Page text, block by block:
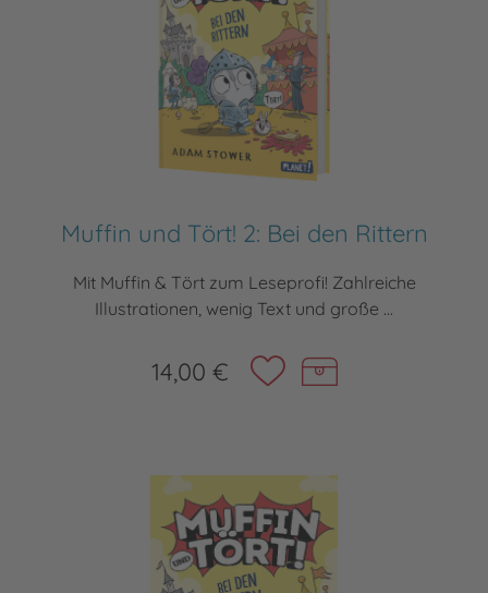
Muffin und Tört! 2: Bei den Rittern
Mit Muffin & Tört zum Leseprofi! Zahlreiche
Illustrationen, wenig Text und große ...
14,00 €